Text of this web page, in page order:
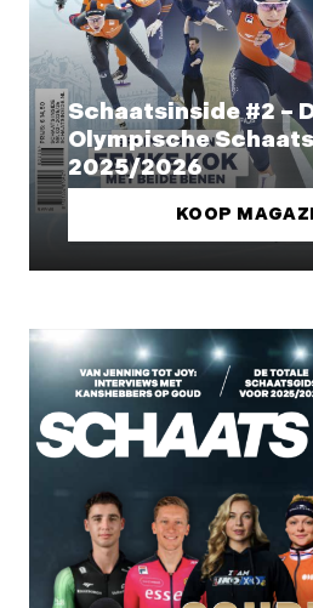
Schaatsinside #2 –
Olympische
2025/2026
KOOP